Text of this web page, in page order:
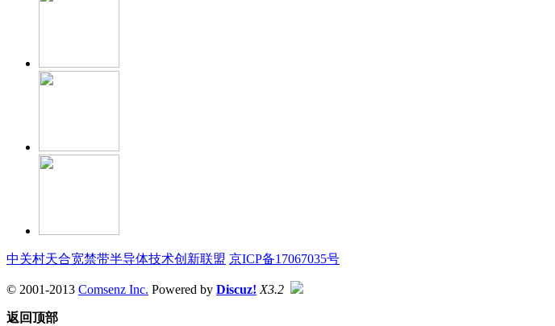
中关村天合宽禁带半导体技术创新联盟 京ICP备17067035号
© 2001-2013 Comsenz Inc. Powered by Discuz! X3.2
返回顶部